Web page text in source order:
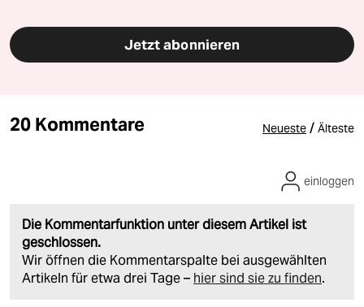
Jetzt abonnieren
20 Kommentare Neueste / Älteste
Die Kommentarfunktion unter diesem Artikel ist
geschlossen.
Wir öffnen die Kommentarspalte bei ausgewählten
Artikeln für etwa drei Tage – hier sind sie zu finden.
einloggen